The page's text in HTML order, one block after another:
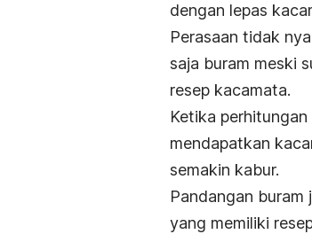
dengan lepas
Perasaan tidak
saja buram meski
resep kacamata.
Ketika
mendapatkan
semakin kabur.
Pandangan
yang memiliki